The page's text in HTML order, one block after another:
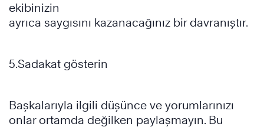
ekibinizin
ayrıca saygısını kazanacağınız bir davranıştır.
5.Sadakat gösterin
Başkalarıyla ilgili düşünce ve yorumlarınızı
onlar ortamda değilken paylaşmayın. Bu